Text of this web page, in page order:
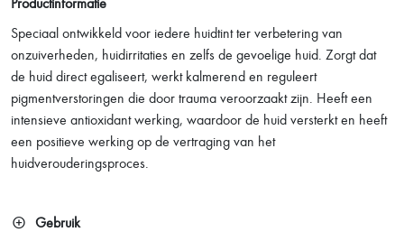
Speciaal ontwikkeld voor iedere huidtint ter verbetering van
onzuiverheden, huidirritaties en zelfs de gevoelige huid. Zorgt dat
de huid direct egaliseert, werkt kalmerend en reguleert
pigmentverstoringen die door trauma veroorzaakt zijn. Heeft een
intensieve antioxidant werking, waardoor de huid versterkt en heeft
een positieve werking op de vertraging van het
huidverouderingsproces.
Gebruik